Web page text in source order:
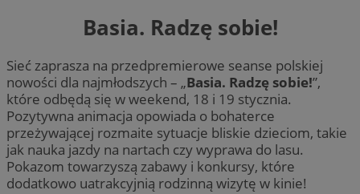
Basia. Radzę sobie!
Sieć zaprasza na przedpremierowe seanse polskiej
nowości dla najmłodszych – „Basia. Radzę sobie!”,
które odbędą się w weekend, 18 i 19 stycznia.
Pozytywna animacja opowiada o bohaterce
przeżywającej rozmaite sytuacje bliskie dzieciom, takie
jak nauka jazdy na nartach czy wyprawa do lasu.
Pokazom towarzyszą zabawy i konkursy, które
dodatkowo uatrakcyjnią rodzinną wizytę w kinie!